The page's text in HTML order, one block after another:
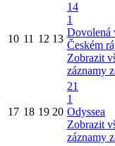
10 11 12 13
14
1
Dovolená
Českém
Zobrazit
záznamy
17 18 19 20
21
1
Odyssea
Zobrazit
záznamy